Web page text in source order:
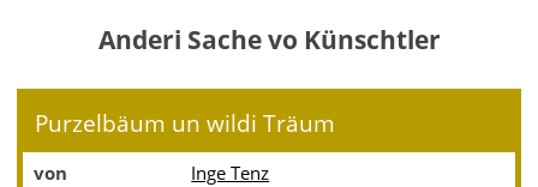
Anderi Sache vo Künschtler
Purzelbäum un wildi Träum
von
Inge Tenz